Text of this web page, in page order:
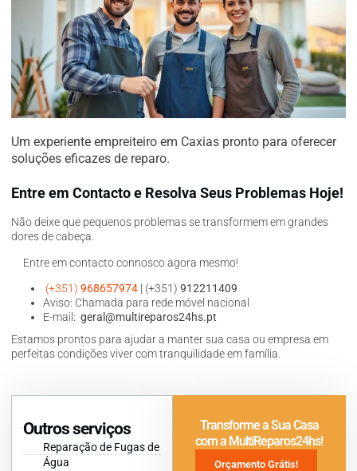
Um experiente empreiteiro em Caxias pronto para oferecer
soluções eficazes de reparo.
Entre em Contacto e Resolva Seus Problemas Hoje!
Não deixe que pequenos problemas se transformem em grandes
dores de cabeça.
Entre em contacto connosco agora mesmo!
(+351) 968657974 | (+351) 912211409
Aviso: Chamada para rede móvel nacional
E-mail: geral@multireparos24hs.pt
Estamos prontos para ajudar a manter sua casa ou empresa em
perfeitas condições viver com tranquilidade em família.
Outros serviços
Reparação de Fugas de
Água
Transforme a Sua Casa
com a MultiReparos24hs!
Orçamento Grátis!